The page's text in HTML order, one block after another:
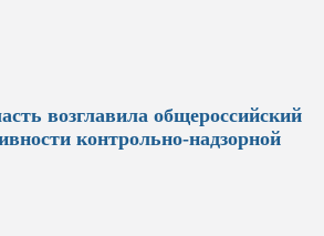
возглавила общероссийский
контрольно-надзорной